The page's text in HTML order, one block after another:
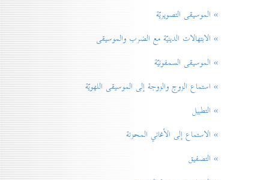
» الموسيقى التصويريّة
» الابتهالات الدينيّة مع الضرب والموسيقى
» الموسيقى السمفونيّة
» استماع الزوج والزوجة إلى الموسيقى اللهويّة
» التطبيل
» الاستماع إلى الأغاني المحزنة
» التصفيق